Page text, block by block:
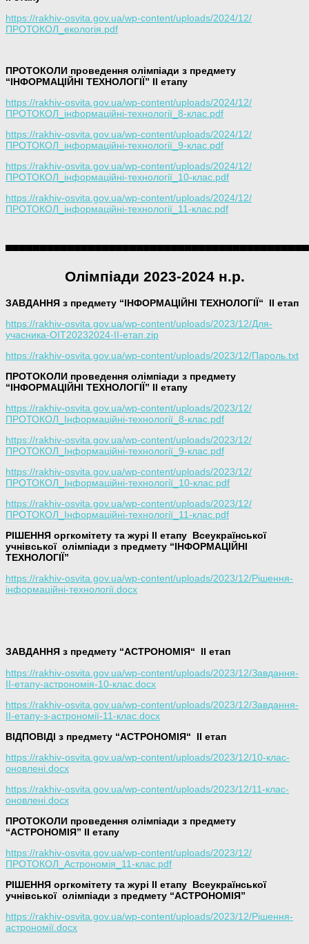
https://rakhiv-osvita.gov.ua/wp-content/uploads/2024/12/
ПРОТОКОЛ_екологія.pdf
ПРОТОКОЛИ проведення олімпіади з предмету
“ІНФОРМАЦІЙНІ ТЕХНОЛОГІЇ” ІІ етапу
https://rakhiv-osvita.gov.ua/wp-content/uploads/2024/12/
ПРОТОКОЛ_інформаційні-технології_8-клас.pdf
https://rakhiv-osvita.gov.ua/wp-content/uploads/2024/12/
ПРОТОКОЛ_інформаційні-технології_9-клас.pdf
https://rakhiv-osvita.gov.ua/wp-content/uploads/2024/12/
ПРОТОКОЛ_інформаційні-технології_10-клас.pdf
https://rakhiv-osvita.gov.ua/wp-content/uploads/2024/12/
ПРОТОКОЛ_інформаційні-технології_11-клас.pdf
▀▀▀▀▀▀▀▀▀▀▀▀▀▀▀▀▀▀▀▀▀▀▀▀▀▀▀▀▀▀▀▀▀▀
Олімпіади 2023-2024 н.р.
ЗАВДАННЯ з предмету “ІНФОРМАЦІЙНІ ТЕХНОЛОГІЇ“
ІІ етап
https://rakhiv-osvita.gov.ua/wp-content/uploads/2023/12/Для-
учасника-ОІТ20232024-ІІ-етап.zip
https://rakhiv-osvita.gov.ua/wp-content/uploads/2023/12/Пароль.txt
ПРОТОКОЛИ проведення олімпіади з предмету
“ІНФОРМАЦІЙНІ ТЕХНОЛОГІЇ” ІІ етапу
https://rakhiv-osvita.gov.ua/wp-content/uploads/2023/12/
ПРОТОКОЛ_Інформаційні-технології_8-клас.pdf
https://rakhiv-osvita.gov.ua/wp-content/uploads/2023/12/
ПРОТОКОЛ_Інформаційні-технології_9-клас.pdf
https://rakhiv-osvita.gov.ua/wp-content/uploads/2023/12/
ПРОТОКОЛ_Інформаційні-технології_10-клас.pdf
https://rakhiv-osvita.gov.ua/wp-content/uploads/2023/12/
ПРОТОКОЛ_Інформаційні-технології_11-клас.pdf
РІШЕННЯ оргкомітету та журі ІІ етапу Всеукраїнської
учнівської олімпіади з предмету “ІНФОРМАЦІЙНІ
ТЕХНОЛОГІЇ”
https://rakhiv-osvita.gov.ua/wp-content/uploads/2023/12/Рішення-
інформаційні-технології.docx
ЗАВДАННЯ з предмету “АСТРОНОМІЯ“
ІІ етап
https://rakhiv-osvita.gov.ua/wp-content/uploads/2023/12/Завдання-
ІІ-етапу-астрономія-10-клас.docx
https://rakhiv-osvita.gov.ua/wp-content/uploads/2023/12/Завдання-
ІІ-етапу-з-астрономії-11-клас.docx
ВІДПОВІДІ з предмету “АСТРОНОМІЯ“
ІІ етап
https://rakhiv-osvita.gov.ua/wp-content/uploads/2023/12/10-клас-
оновлені.docx
https://rakhiv-osvita.gov.ua/wp-content/uploads/2023/12/11-клас-
оновлені.docx
ПРОТОКОЛИ проведення олімпіади з предмету
“АСТРОНОМІЯ” ІІ етапу
https://rakhiv-osvita.gov.ua/wp-content/uploads/2023/12/
ПРОТОКОЛ_Астрономія_11-клас.pdf
РІШЕННЯ оргкомітету та журі ІІ етапу Всеукраїнської
учнівської олімпіади з предмету “АСТРОНОМІЯ”
https://rakhiv-osvita.gov.ua/wp-content/uploads/2023/12/Рішення-
астрономії.docx